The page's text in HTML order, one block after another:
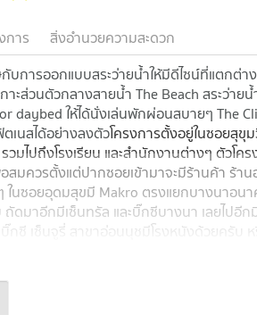
การ
สิ่งอำนวยความสะดวก
บการออกแบบสระว่ายน้ำให้มีดีไซน์ที่แตกต่
ะส่วนตัวกลางสายน้ำ The Beach สระว่าย
ให้ได้นั่งเล่นพักผ่อนสบายๆ The
เนสได้อย่างลงตัวโครงการตั้งอยู่ในซอยสุขุ
ไปถึงโรงเรียน และสำนักงานต่างๆ ตัวโค
ควรตั้งแต่ปากซอยเข้ามาจะมีร้านค้า ร้าน
ในซอยอุดมสุขมี Makro ตรงแยกบางนาอน
มาอีกมีเซ็นทรัล และบิ๊กซีบางนา เลยไปอีก
ซี เซ็นจูรี่ สาขาอ่อนนุชมีโรงหนังด้วยครับ หรื
ม. แบ่งสระเด็ก รอบๆสระจัดตกแต่งเป็นสวน
อาคาร H จะมีพื้นที่นั่งพักผ่อน นั่งทำงาน มี